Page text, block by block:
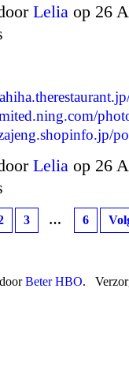
Lelia op 26
Lelia op 26
3 … 6
Beter HBO.